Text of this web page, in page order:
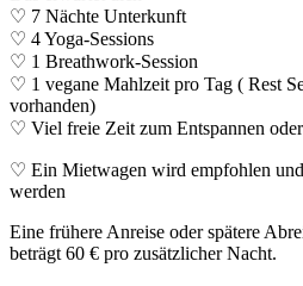
♡ 7 Nächte Unterkunft
♡ 4 Yoga-Sessions
♡ 1 Breathwork-Session
♡ 1 vegane Mahlzeit pro Tag ( Rest
vorhanden)
♡ Viel freie Zeit zum Entspannen
♡ Ein Mietwagen wird empfohlen
werden
Eine frühere Anreise oder spätere
beträgt 60 € pro zusätzlicher Nacht.